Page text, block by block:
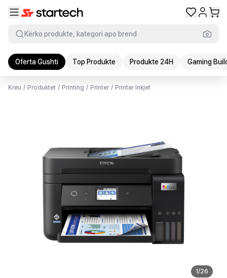
Kërko produkte, kategori apo brend
Oferta Gushti Top Produkte Produkte 24H Gaming
Kreu / Produktet / Printing / Printer / Printer Inkjet
1/26